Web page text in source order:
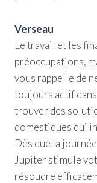
Verseau
Le travail et les
préoccupations,
vous rappelle de
toujours actif
trouver des
domestiques qui
Dès que la
Jupiter stimule
résoudre